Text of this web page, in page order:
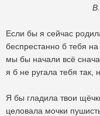
В.
Если бы я сейчас
беспрестанно б тебя на
мы бы начали всё
я б не ругала тебя так,
Я бы гладила твои
целовала мочки